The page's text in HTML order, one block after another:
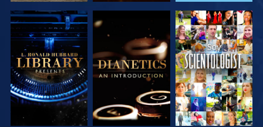
EXPLORA LAS
SERIES
EXPLORA LAS
SERIES
VE